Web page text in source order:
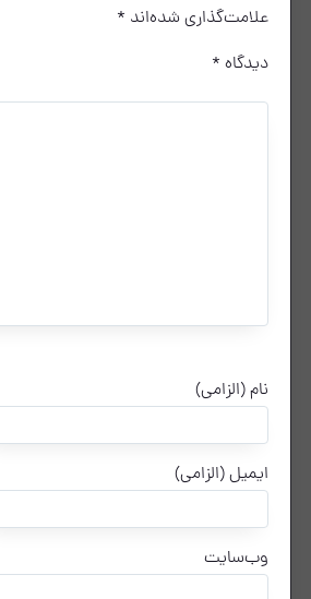
علامت‌گذاری شده‌اند *
دیدگاه *
نام (الزامی)
ایمیل (الزامی)
وب‌سایت